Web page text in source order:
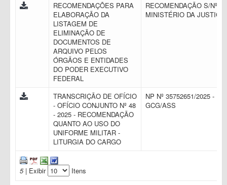
RECOMENDAÇÕES PARA
ELABORAÇÃO DA
LISTAGEM DE
ELIMINAÇÃO DE
DOCUMENTOS DE
ARQUIVO PELOS
ÓRGÃOS E ENTIDADES
DO PODER EXECUTIVO
FEDERAL
RECOMENDAÇÃO S/Nº -
MINISTÉRIO DA JUSTIÇA
TRANSCRIÇÃO DE OFÍCIO
- OFÍCIO CONJUNTO Nº 48
- 2025 - RECOMENDAÇÃO
QUANTO AO USO DO
UNIFORME MILITAR -
LITURGIA DO CARGO
NP Nº 35752651/2025 -
GCG/ASS
5| Exibir Itens